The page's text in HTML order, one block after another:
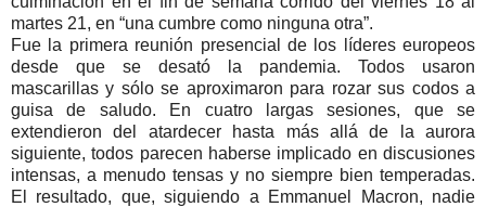
martes 21, en
una cumbre como ninguna otra .
Fue la primera reunión presencial de los líderes europeos
desde que se desató la pandemia. Todos usaron
mascarillas y sólo se aproximaron para rozar sus codos a
guisa de saludo. En cuatro largas sesiones, que se
extendieron del atardecer hasta más allá de la aurora
siguiente, todos parecen haberse implicado en discusiones
intensas, a menudo tensas y no siempre bien temperadas.
El resultado, que, siguiendo a Emmanuel Macron, nadie